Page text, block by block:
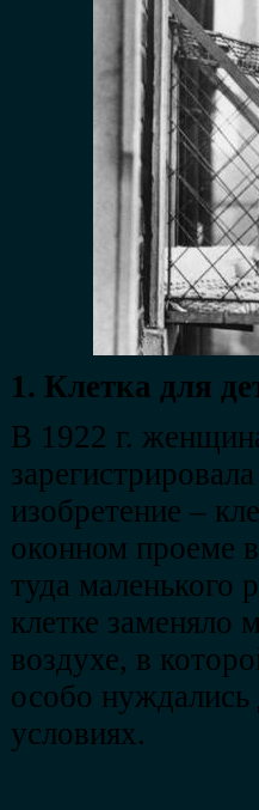
1. Клетка для
В 1922 г.
изобретение –
оконном проеме
туда маленького
клетке
воздухе, в
особо
условиях.